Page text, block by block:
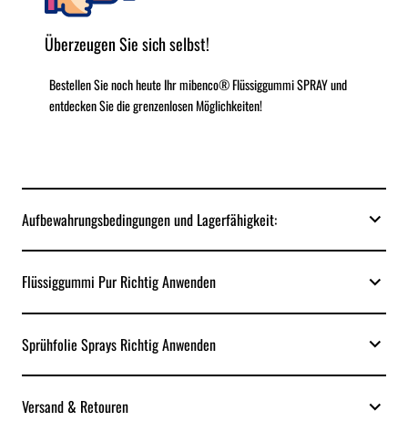
Überzeugen Sie sich selbst!
Bestellen Sie noch heute Ihr mibenco® Flüssiggummi SPRAY und
entdecken Sie die grenzenlosen Möglichkeiten!
Aufbewahrungsbedingungen und Lagerfähigkeit:
Flüssiggummi Pur Richtig Anwenden
Sprühfolie Sprays Richtig Anwenden
Versand & Retouren